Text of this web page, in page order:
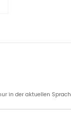
in der aktuellen